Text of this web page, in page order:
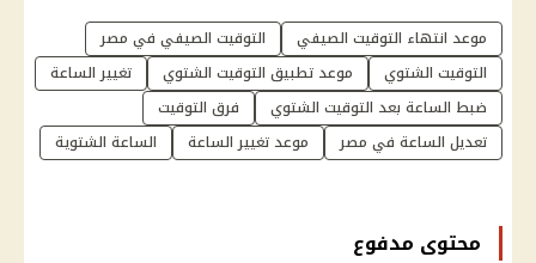
موعد انتهاء التوقيت الصيفي
التوقيت الصيفي في مصر
التوقيت الشتوي
موعد تطبيق التوقيت الشتوي
تغيير الساعة
ضبط الساعة بعد التوقيت الشتوي
فرق التوقيت
تعديل الساعة في مصر
موعد تغيير الساعة الساعة الشتوية
محتوى مدفوع